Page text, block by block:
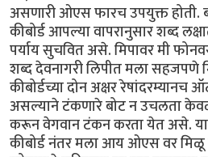
असणारी ओएस फारच उपयुक्त होती.
कीबोर्ड आपल्या वापरानुसार शब्द
पर्याय सुचवित असे. मिपावर मी
शब्द देवनागरी लिपीत मला
कीबोर्डच्या दोन अक्षर रेषांदरम्यानच
असल्याने टंकणारे बोट न उचलता
करून वेगवान टंकन करता येत असे. या
कीबोर्ड नंतर मला आय ओएस वर मिळू